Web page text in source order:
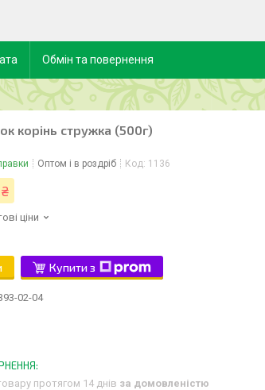
Обмін та повернення
корінь стружка (500г)
Оптом і в роздріб Код: 1136
ціни
Купити з
02-04
протягом 14 днів за домовленістю